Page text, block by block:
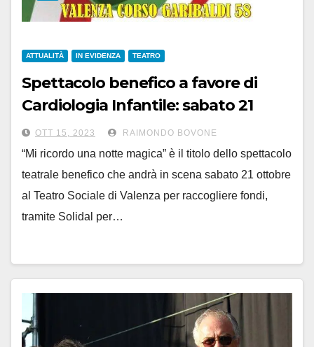
ATTUALITÀ IN EVIDENZA TEATRO
Spettacolo benefico a favore di
Cardiologia Infantile: sabato 21
ottobre al Teatro di Valenza
OTT 15, 2023 RAIMONDO BOVONE
“Mi ricordo una notte magica” è il titolo dello spettacolo
teatrale benefico che andrà in scena sabato 21 ottobre
al Teatro Sociale di Valenza per raccogliere fondi,
tramite Solidal per…